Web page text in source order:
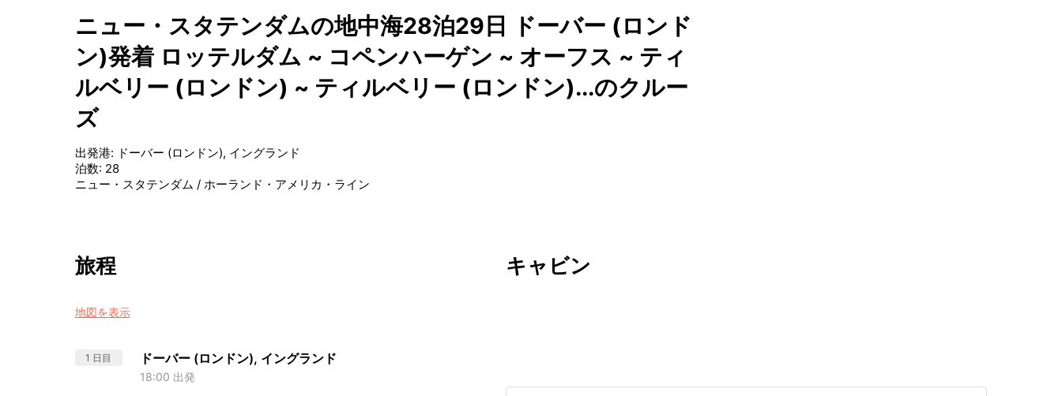
ニュー・スタテンダムの地中海28泊29日 ドーバー (ロンド
ン)発着 ロッテルダム ~ コペンハーゲン ~ オーフス ~ ティ
ルベリー (ロンドン) ~ ティルベリー (ロンドン)...のクルー
ズ
出発港: ドーバー (ロンドン), イングランド
泊数: 28
ニュー・スタテンダム / ホーランド・アメリカ・ライン
旅程
地図を表示
1 日目 ドーバー (ロンドン), イングランド
18:00 出発
キャビン